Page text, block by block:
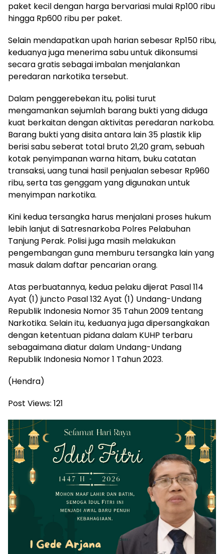
paket kecil dengan harga bervariasi mulai Rp100 ribu
hingga Rp600 ribu per paket.
Selain mendapatkan upah harian sebesar Rp150 ribu,
keduanya juga menerima sabu untuk dikonsumsi
secara gratis sebagai imbalan menjalankan
peredaran narkotika tersebut.
Dalam penggerebekan itu, polisi turut
mengamankan sejumlah barang bukti yang diduga
kuat berkaitan dengan aktivitas peredaran narkoba.
Barang bukti yang disita antara lain 35 plastik klip
berisi sabu seberat total bruto 21,20 gram, sebuah
kotak penyimpanan warna hitam, buku catatan
transaksi, uang tunai hasil penjualan sebesar Rp960
ribu, serta tas genggam yang digunakan untuk
menyimpan narkotika.
Kini kedua tersangka harus menjalani proses hukum
lebih lanjut di Satresnarkoba Polres Pelabuhan
Tanjung Perak. Polisi juga masih melakukan
pengembangan guna memburu tersangka lain yang
masuk dalam daftar pencarian orang.
Atas perbuatannya, kedua pelaku dijerat Pasal 114
Ayat (1) juncto Pasal 132 Ayat (1) Undang-Undang
Republik Indonesia Nomor 35 Tahun 2009 tentang
Narkotika. Selain itu, keduanya juga dipersangkakan
dengan ketentuan pidana dalam KUHP terbaru
sebagaimana diatur dalam Undang-Undang
Republik Indonesia Nomor 1 Tahun 2023.
(Hendra)
Post Views: 121